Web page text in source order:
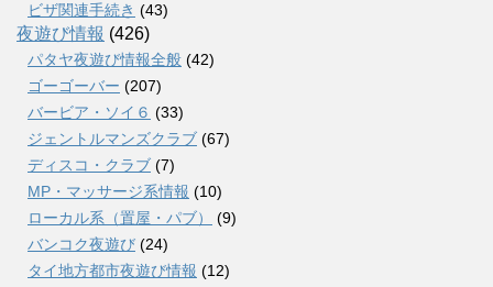
ビザ関連手続き (43)
夜遊び情報 (426)
パタヤ夜遊び情報全般 (42)
ゴーゴーバー (207)
バービア・ソイ６ (33)
ジェントルマンズクラブ (67)
ディスコ・クラブ (7)
MP・マッサージ系情報 (10)
ローカル系（置屋・パブ）
(9)
バンコク夜遊び (24)
タイ地方都市夜遊び情報 (12)